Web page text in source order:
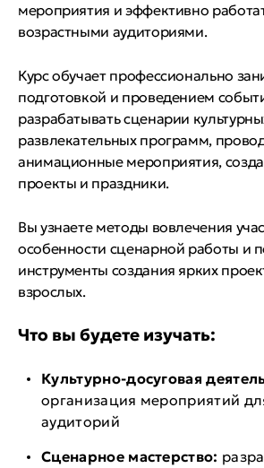
мероприятия и эффективно
возрастными аудиториями.
Курс обучает профессионально
подготовкой и проведением
разрабатывать сценарии
развлекательных программ,
анимационные мероприятия,
проекты и праздники.
Вы узнаете методы вовлечения
особенности сценарной работы и
инструменты создания ярких
взрослых.
Что вы будете изучать:
Культурно-досуговая
организация мероприятий
аудиторий
Сценарное мастерство: